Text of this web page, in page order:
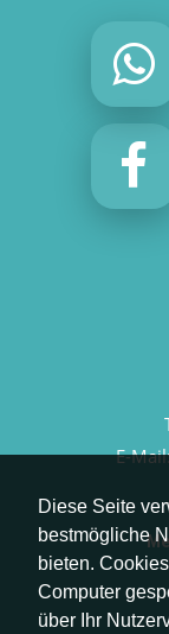
Diese Seite
bestmögliche
bieten.
Computer
über Ihr
E-